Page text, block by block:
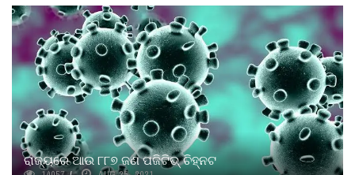
ରାଜ୍ୟରେ ଆଉ ୮୮୭ ଜଣ ପଜିଟିଭ୍ ଚିହ୍ନଟ